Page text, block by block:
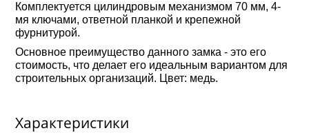
Комплектуется цилиндровым механизмом 70 мм, 4-
мя ключами, ответной планкой и крепежной
фурнитурой.
Основное преимущество данного замка - это его
стоимость, что делает его идеальным вариантом для
строительных организаций. Цвет: медь.
Характеристики